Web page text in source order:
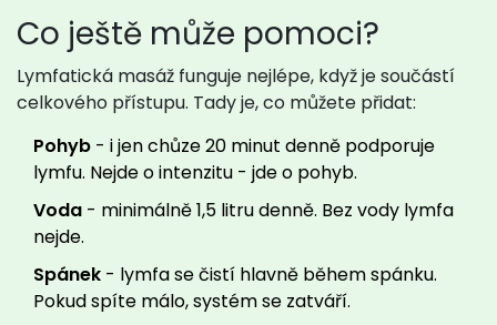
Co ještě může pomoci?
Lymfatická masáž funguje nejlépe, když je součástí
celkového přístupu. Tady je, co můžete přidat:
Pohyb - i jen chůze 20 minut denně podporuje
lymfu. Nejde o intenzitu - jde o pohyb.
Voda - minimálně 1,5 litru denně. Bez vody lymfa
nejde.
Spánek - lymfa se čistí hlavně během spánku.
Pokud spíte málo, systém se zatváří.